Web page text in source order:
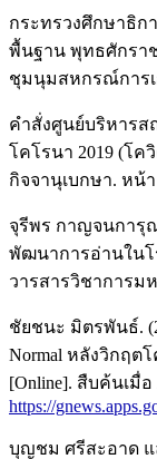
กระทรวงศึกษาธิก
พื้นฐาน พุทธศักราช
ชุมนุมสหกรณ์การเ
คำสั่งศูนย์บริหารส
โคโรนา 2019 (โค
กิจจานุเบกษา. หน้า
จุรีพร กาญจนการุณ
พัฒนาการอ่านในโ
วารสารวิชาการมห
ชัยชนะ มิตรพันธ์.
Normal หลังวิกฤตโ
[Online]. สืบค้นเมื่
https://
บุญชม ศรีสะอาด แ